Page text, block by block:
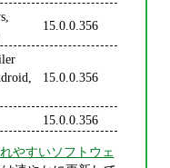
15.0.0.356
15.0.0.356
15.0.0.356
やすいソフトウェ